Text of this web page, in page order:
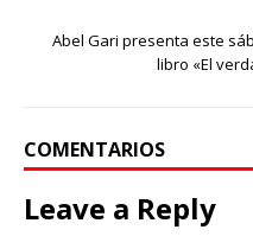
Abel Gari presenta este
libro «El
COMENTARIOS
Leave a Reply